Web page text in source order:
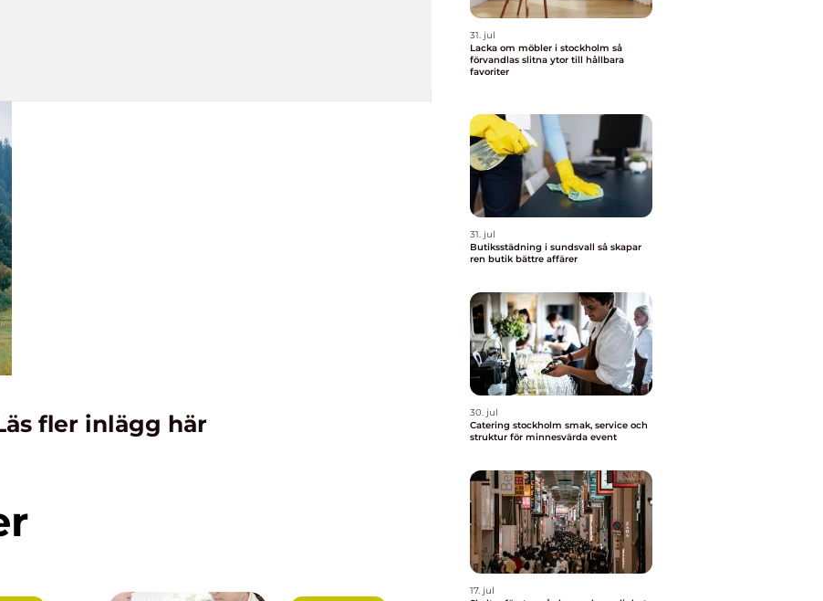
fler inlägg här
31. jul
Lacka om möbler i stockholm så
förvandlas slitna ytor till hållbara
favoriter
31. jul
Butiksstädning i sundsvall så skapar
ren butik bättre affärer
30. jul
Catering stockholm smak, service och
struktur för minnesvärda event
17. jul